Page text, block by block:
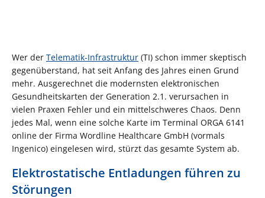
Wer der Telematik-Infrastruktur (TI) schon immer skeptisch
gegenüberstand, hat seit Anfang des Jahres einen Grund
mehr. Ausgerechnet die modernsten elektronischen
Gesundheitskarten der Generation 2.1. verursachen in
vielen Praxen Fehler und ein mittelschweres Chaos. Denn
jedes Mal, wenn eine solche Karte im Terminal ORGA 6141
online der Firma Wordline Healthcare GmbH (vormals
Ingenico) eingelesen wird, stürzt das gesamte System ab.
Elektrostatische Entladungen führen zu
Störungen